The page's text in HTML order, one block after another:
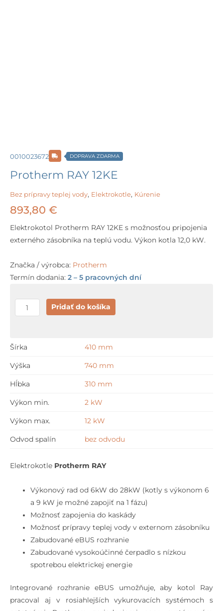
0010023672 DOPRAVA ZDARMA
Protherm RAY 12KE
Bez prípravy teplej vody, Elektrokotle, Kúrenie
893,80 €
Elektrokotol Protherm RAY 12KE s možnosťou pripojenia
externého zásobníka na teplú vodu. Výkon kotla 12,0 kW.
Značka / výrobca: Protherm
Termín dodania: 2 – 5 pracovných dní
množstvo
Protherm
Pridať do košíka
Šírka 410 mm
Výška 740 mm
Hĺbka 310 mm
Výkon min. 2 kW
Výkon max. 12 kW
Odvod spalín bez odvodu
Elektrokotle Protherm RAY
Výkonový rad od 6kW do 28kW (kotly s výkonom 6
a 9 kW je možné zapojiť na 1 fázu)
Možnosť zapojenia do kaskády
Možnosť prípravy teplej vody v externom zásobníku
Zabudované eBUS rozhranie
Zabudované vysokoúčinné čerpadlo s nízkou
spotrebou elektrickej energie
Integrované rozhranie eBUS umožňuje, aby kotol Ray
pracoval aj v rosiahlejších vykurovacích systémoch s